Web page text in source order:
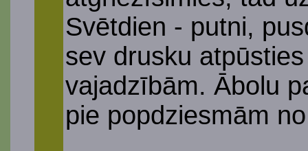
Svētdien - putni,
sev drusku
vajadzībām. Ābolu
pie popdziesmām